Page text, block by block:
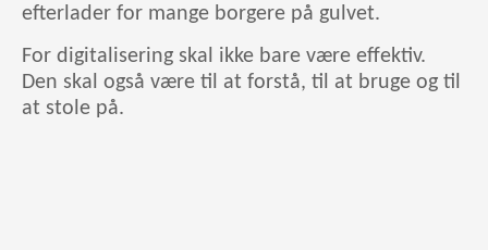
efterlader for mange borgere på gulvet.
For digitalisering skal ikke bare være effektiv.
Den skal også være til at forstå, til at bruge og til
at stole på.